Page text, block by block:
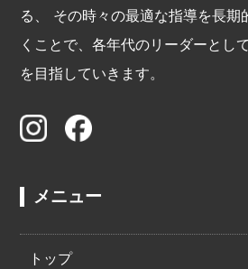
る、 その時々の最適な指導を長期
くことで、各年代のリーダーとし
を目指していきます。
メニュー
トップ